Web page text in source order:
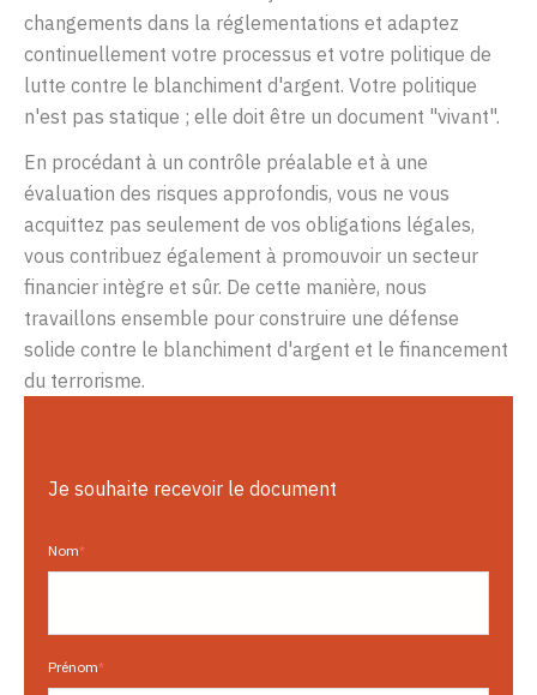
changements dans la réglementations et adaptez
continuellement votre processus et votre politique de
lutte contre le blanchiment d'argent. Votre politique
n'est pas statique ; elle doit être un document "vivant".
En procédant à un contrôle préalable et à une
évaluation des risques approfondis, vous ne vous
acquittez pas seulement de vos obligations légales,
vous contribuez également à promouvoir un secteur
financier intègre et sûr. De cette manière, nous
travaillons ensemble pour construire une défense
solide contre le blanchiment d'argent et le financement
du terrorisme.
Je souhaite recevoir le document
Nom*
Prénom*